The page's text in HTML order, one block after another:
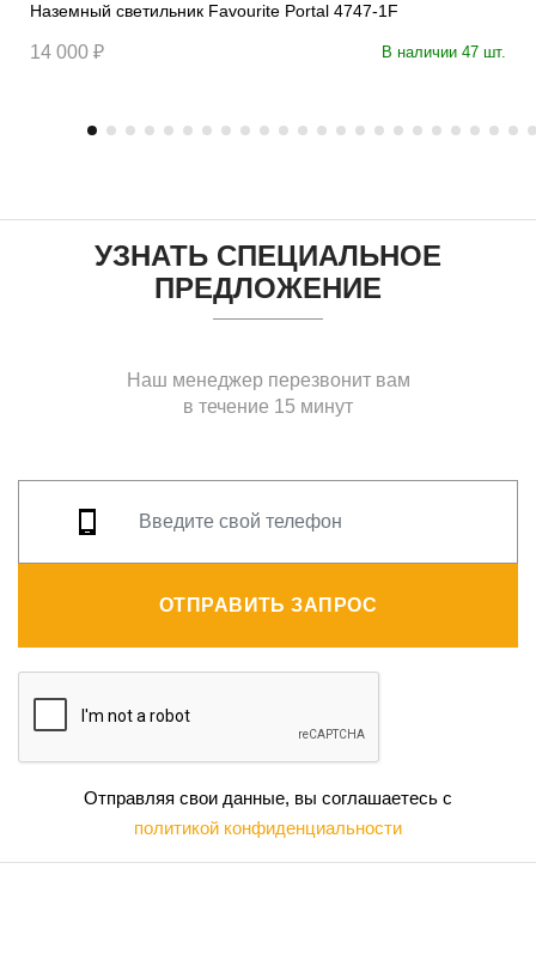
Наземный светильник Favourite Portal 4747-1F
14 000 ₽ В наличии 47 шт.
УЗНАТЬ СПЕЦИАЛЬНОЕ
ПРЕДЛОЖЕНИЕ
Наш менеджер перезвонит вам
в течение 15 минут
ОТПРАВИТЬ ЗАПРОС
Отправляя свои данные, вы соглашаетесь с
политикой конфиденциальности